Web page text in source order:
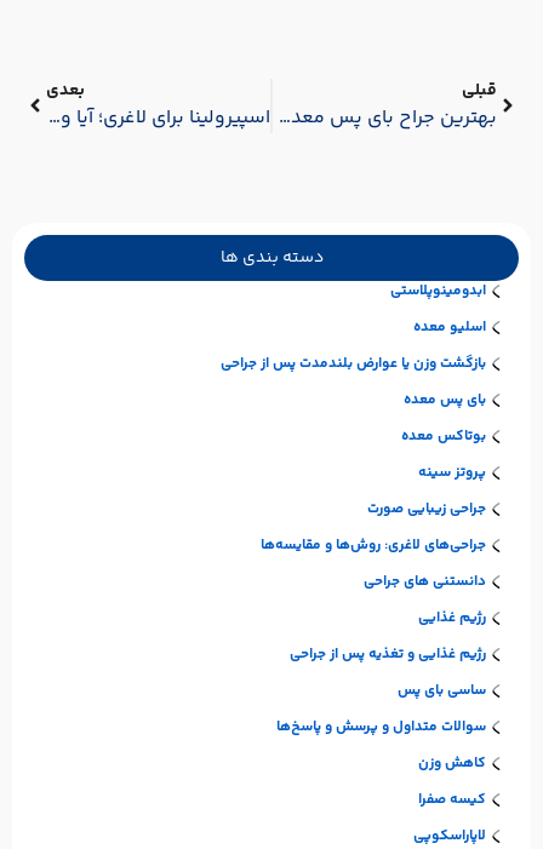
قبلی
بهترین جراح بای‌ پس معده | راهنمای جامع انتخاب بهترین دکتر بای‌ پس معده در تهران و کرج
بعدی
اسپیرولینا برای لاغری؛ آیا واقعا موثر است؟
دسته بندی ها
ابدومینوپلاستی
اسلیو معده
بازگشت وزن یا عوارض بلندمدت پس از جراحی
بای پس معده
بوتاکس معده
پروتز سینه
جراحی زیبایی صورت
جراحی‌های لاغری: روش‌ها و مقایسه‌ها
دانستنی های جراحی
رژیم غذایی
رژیم غذایی و تغذیه پس از جراحی
ساسی بای پس
سوالات متداول و پرسش و پاسخ‌ها
کاهش وزن
کیسه صفرا
لاپاراسکوپی